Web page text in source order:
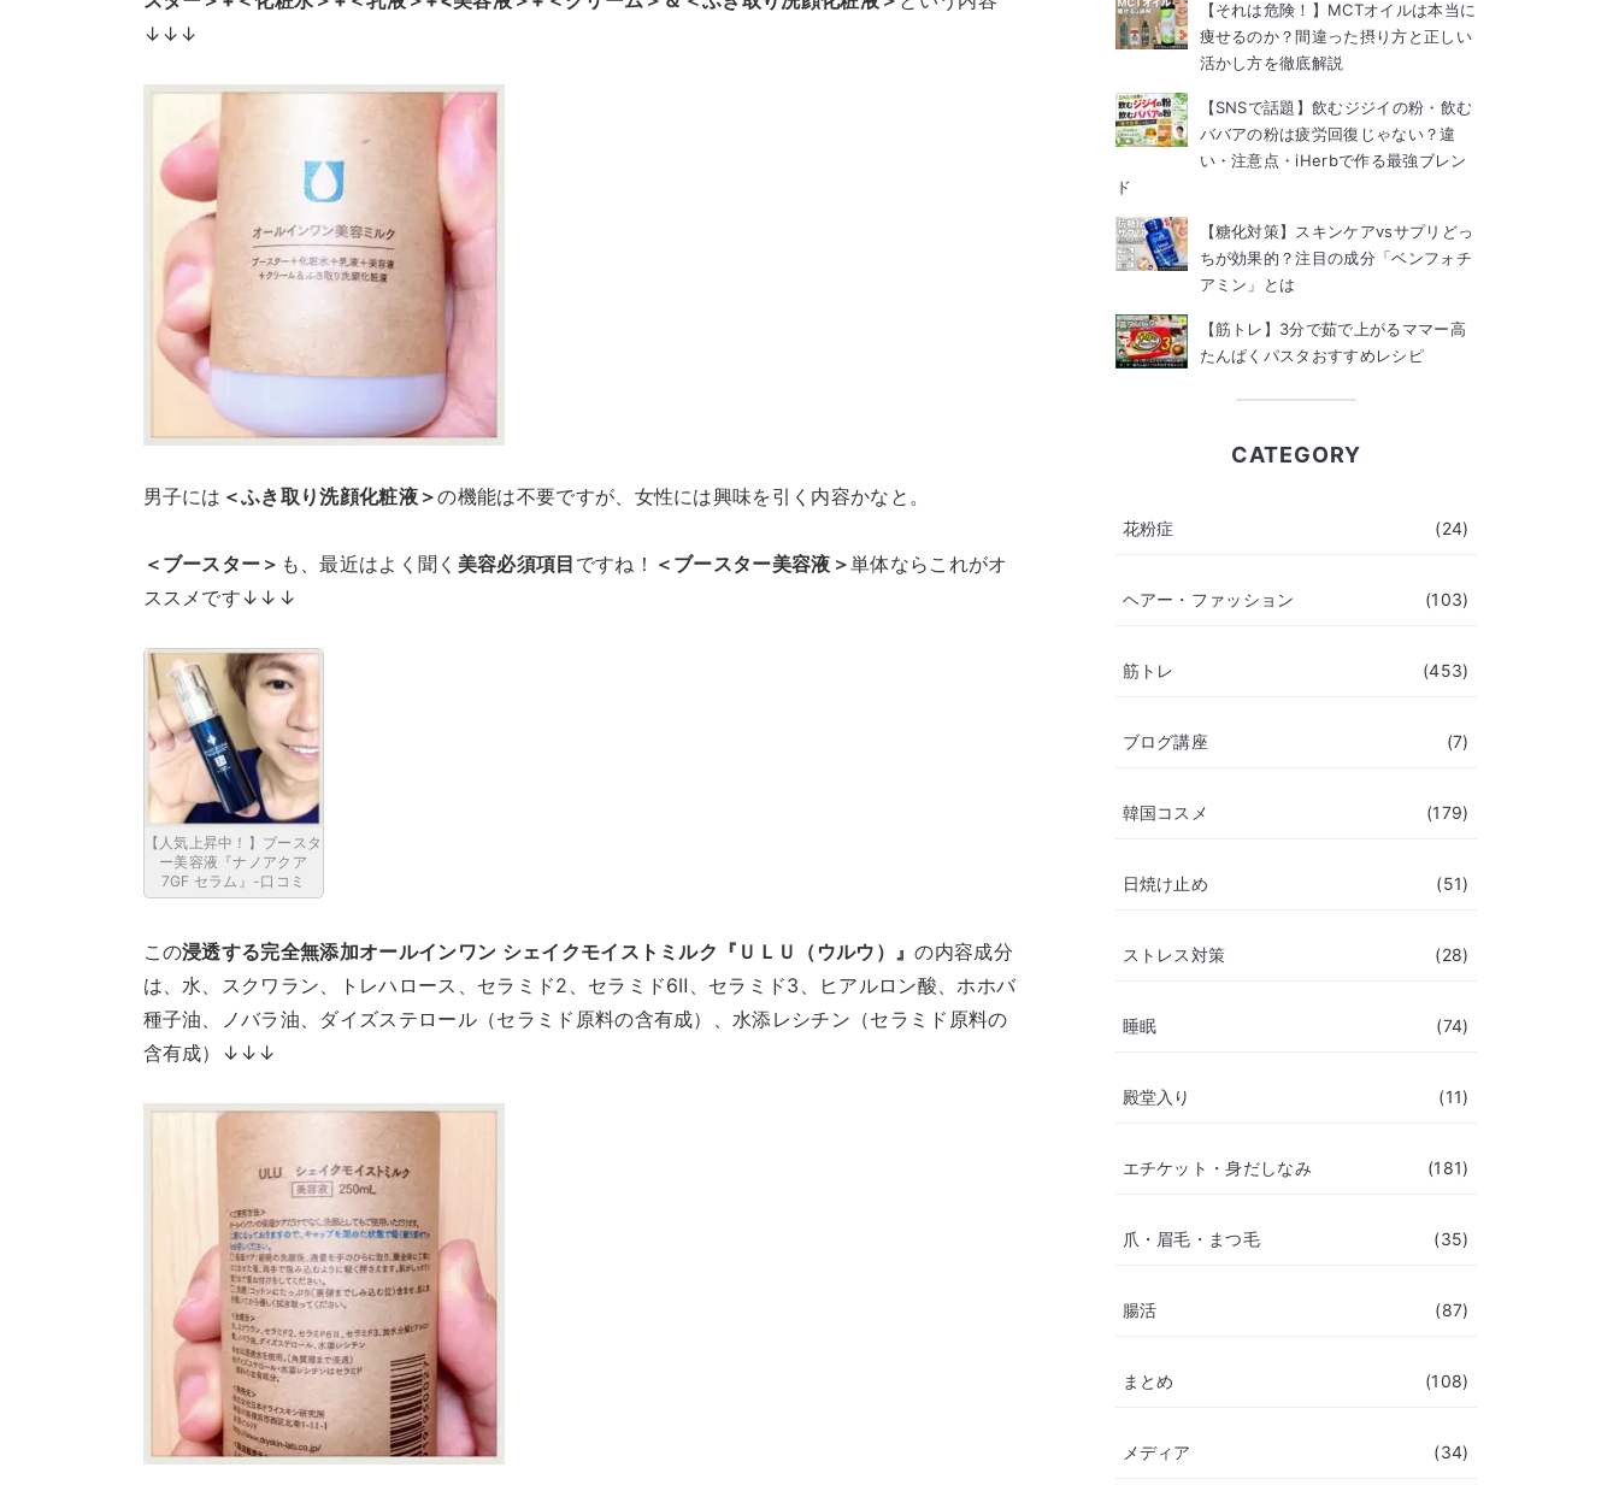
↓↓↓
男子には ＜ふき取り洗顔化粧液＞の機能は不要ですが、女性には興味を引く内容かなと。
＜ブースター＞ も、最近はよく聞く 美容必須項目 ですね！ ＜ブースター美容液＞単体ならこれがオ
ススメです↓↓↓
【人気上昇中！】ブースタ
ー美容液『ナノアクア
7GF セラム』-口コミ
この浸透する完全無添加オールインワン シェイクモイストミルク『ＵＬＵ（ウルウ）』の内容成分
は、水、スクワラン、トレハロース、セラミド2、セラミド6Ⅱ、セラミド3、ヒアルロン酸、ホホバ
種子油、ノバラ油、ダイズステロール（セラミド原料の含有成）、水添レシチン（セラミド原料の
含有成）↓↓↓
【それは危険！】MCTオイルは本当に
痩せるのか？間違った摂り方と正しい
活かし方を徹底解説
【SNSで話題】飲むジジイの粉・飲む
ババアの粉は疲労回復じゃない？違
い・注意点・iHerbで作る最強ブレン
ド
【糖化対策】スキンケアvsサプリどっ
ちが効果的？注目の成分「ベンフォチ
アミン」とは
【筋トレ】3分で茹で上がるママー高
たんぱくパスタおすすめレシピ
CATEGORY
花粉症 (24)
ヘアー・ファッション (103)
筋トレ (453)
ブログ講座 (7)
韓国コスメ (179)
日焼け止め (51)
ストレス対策 (28)
睡眠 (74)
殿堂入り (11)
エチケット・身だしなみ (181)
爪・眉毛・まつ毛 (35)
腸活 (87)
まとめ (108)
メディア (34)